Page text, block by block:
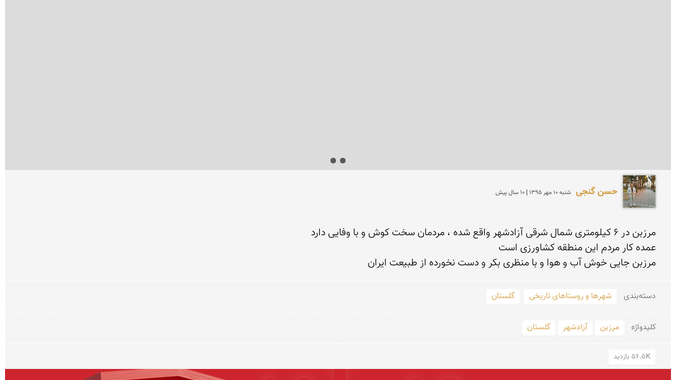
حسن گنجی شنبه 10 مهر 1395 | 10 سال پیش
مرزبن جایی خوش آب و هوا و با منظری بکر و دست نخورده از طبیعت ایران
دسته‌بندی شهرها و روستاهای تاریخی گلستان
کلید‌واژه مرزبن آزادشهر گلستان
56.5K بازدید